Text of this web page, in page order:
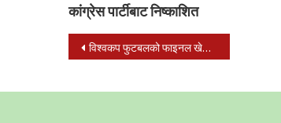
कांग्रेस पार्टीबाट निष्काशित
Post
विश्वकप फुटबलको फाइनल खेल आजः फ्रान्स र क्रोएसिया भिड्ने